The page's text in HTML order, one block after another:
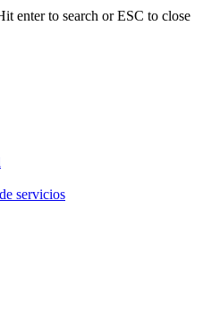
enter to search or ESC to close
servicios